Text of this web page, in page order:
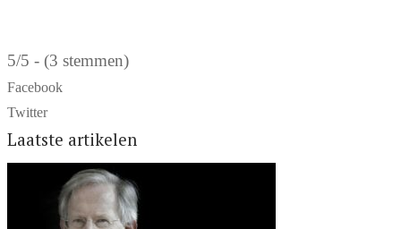
5/5 - (3 stemmen)
Facebook
Twitter
Laatste artikelen